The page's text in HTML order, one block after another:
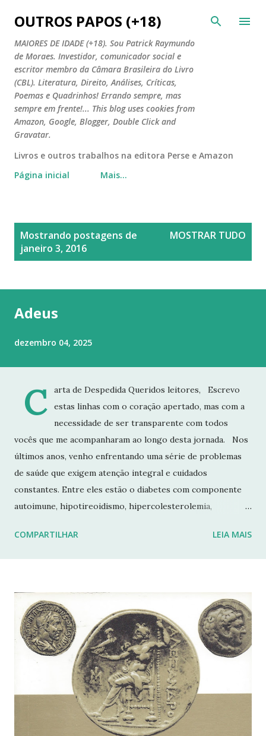
Pular para o conteúdo principal
OUTROS PAPOS (+18)
MAIORES DE IDADE (+18). Sou Patrick Raymundo
de Moraes. Investidor, comunicador social e
escritor membro da Câmara Brasileira do Livro
(CBL). Literatura, Direito, Análises, Críticas,
Poemas e Quadrinhos! Errando sempre, mas
sempre em frente!... This blog uses cookies from
Amazon, Google, Blogger, Double Click and
Gravatar.
Livros e outros trabalhos na editora Perse e Amazon
Página inicial
Mais…
Mostrando postagens de
janeiro 3, 2016
MOSTRAR TUDO
Adeus
dezembro 04, 2025
C
arta de Despedida Queridos leitores, Escrevo
estas linhas com o coração apertado, mas com a
necessidade de ser transparente com todos
vocês que me acompanharam ao longo desta jornada. Nos
últimos anos, venho enfrentando uma série de problemas
de saúde que exigem atenção integral e cuidados
constantes. Entre eles estão o diabetes com componente
autoimune, hipotireoidismo, hipercolesterolemia,
fraturas. Esses desafios têm impactado profundamente
Não posso garantir quando — ou se — retornarei. Neste
momento, minha prioridade precisa ser cuidar da minha
saúde e buscar qualidade de vida dentro das limitações que
enfrento. Quero agradecer imensamente a cada um de
vocês que esteve comigo, que leu, comentou, compartilho...
COMPARTILHAR LEIA MAIS